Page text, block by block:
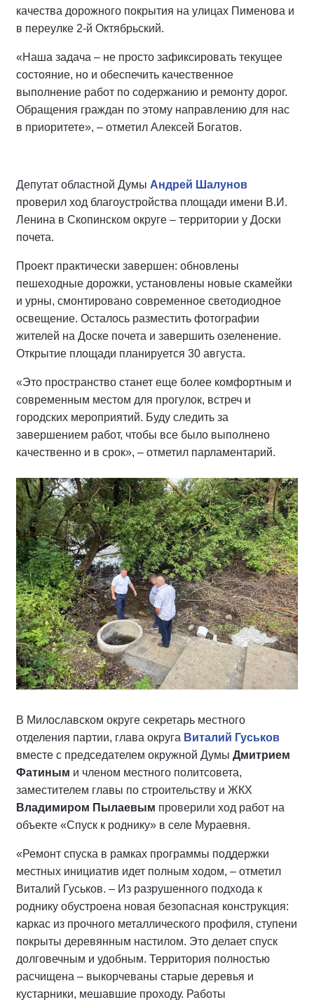
качества дорожного покрытия на улицах Пименова и
в переулке 2-й Октябрьский.
«Наша задача – не просто зафиксировать текущее
состояние, но и обеспечить качественное
выполнение работ по содержанию и ремонту дорог.
Обращения граждан по этому направлению для нас
в приоритете», – отметил Алексей Богатов.
Депутат областной Думы Андрей Шалунов
проверил ход благоустройства площади имени В.И.
Ленина в Скопинском округе – территории у Доски
почета.
Проект практически завершен: обновлены
пешеходные дорожки, установлены новые скамейки
и урны, смонтировано современное светодиодное
освещение. Осталось разместить фотографии
жителей на Доске почета и завершить озеленение.
Открытие площади планируется 30 августа.
«Это пространство станет еще более комфортным и
современным местом для прогулок, встреч и
городских мероприятий. Буду следить за
завершением работ, чтобы все было выполнено
качественно и в срок», – отметил парламентарий.
В Милославском округе секретарь местного
отделения партии, глава округа Виталий Гуськов
вместе с председателем окружной Думы Дмитрием
Фатиным и членом местного политсовета,
заместителем главы по строительству и ЖКХ
Владимиром Пылаевым проверили ход работ на
объекте «Спуск к роднику» в селе Мураевня.
«Ремонт спуска в рамках программы поддержки
местных инициатив идет полным ходом, – отметил
Виталий Гуськов. – Из разрушенного подхода к
роднику обустроена новая безопасная конструкция:
каркас из прочного металлического профиля, ступени
покрыты деревянным настилом. Это делает спуск
долговечным и удобным. Территория полностью
расчищена – выкорчеваны старые деревья и
кустарники, мешавшие проходу. Работы